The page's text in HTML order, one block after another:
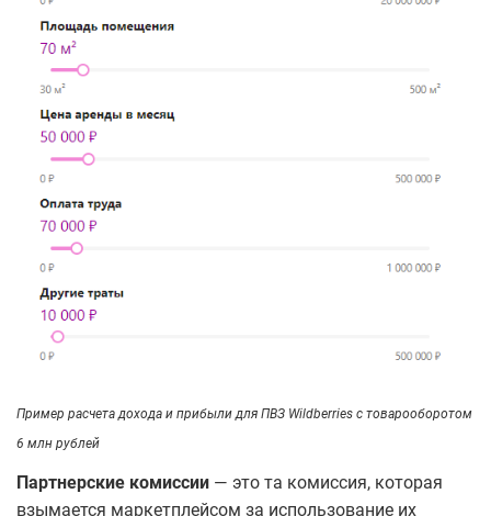
Пример расчета дохода и прибыли для ПВЗ Wildberries с товарооборотом
6 млн рублей
Партнерские комиссии ― это та комиссия, которая
взымается маркетплейсом за использование их